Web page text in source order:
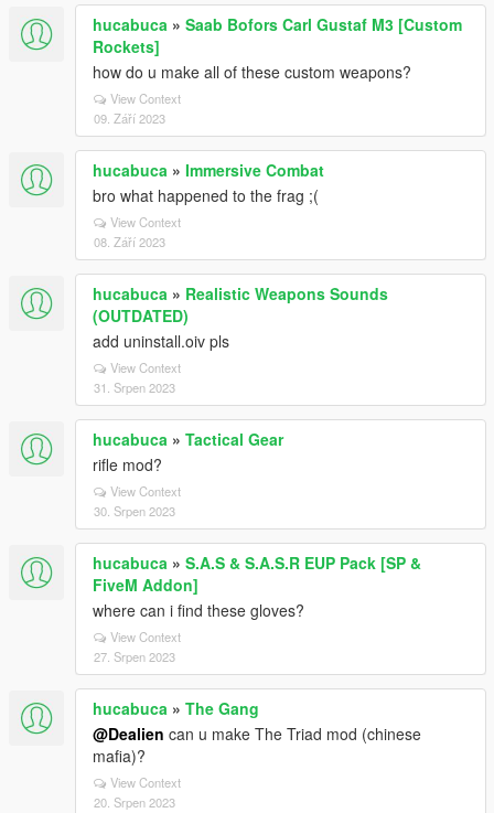
hucabuca » Saab Bofors Carl Gustaf M3 [Custom
Rockets]
how do u make all of these custom weapons?
View Context
09. Září 2023
hucabuca » Immersive Combat
bro what happened to the frag ;(
View Context
08. Září 2023
hucabuca » Realistic Weapons Sounds
(OUTDATED)
add uninstall.oiv pls
View Context
31. Srpen 2023
hucabuca » Tactical Gear
rifle mod?
View Context
30. Srpen 2023
hucabuca » S.A.S & S.A.S.R EUP Pack [SP &
FiveM Addon]
where can i find these gloves?
View Context
27. Srpen 2023
hucabuca » The Gang
@Dealien can u make The Triad mod (chinese
mafia)?
View Context
20. Srpen 2023